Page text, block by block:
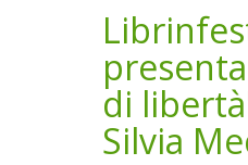
di
Silvia